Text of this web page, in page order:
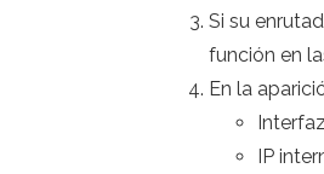
Si su
función en
En la
IP